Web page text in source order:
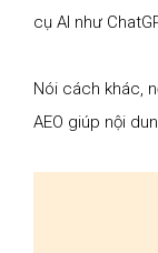
cụ AI như
Nói cách khác,
AEO giúp nội